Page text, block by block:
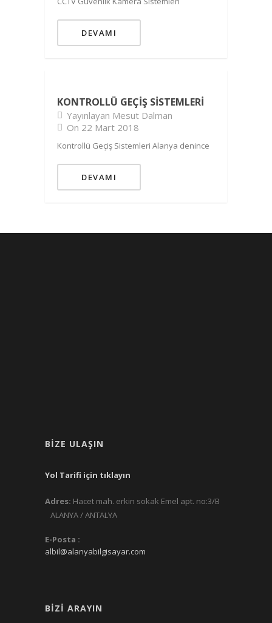
DEVAMI
KONTROLLÜ GEÇIŞ SISTEMLERI
Yayınlayan Mesut Dalman
On 22 Mart 2018
Kontrollü Geçiş Sistemleri Alanya denince
DEVAMI
BIZE ULAŞIN
Yol Tarifi için tıklayın
Adres: Hacet mah. erkin sokak Emel apt. no:3/B
ALANYA / ANTALYA
E-Posta :
albil@alanyabilgisayar.com
BIZI ARAYIN